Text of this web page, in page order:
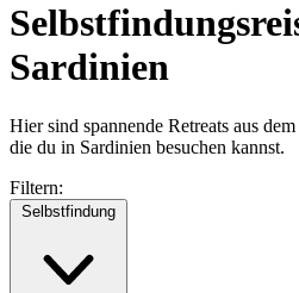
Sardinien
Hier sind spannende Retreats aus
die du in Sardinien besuchen kannst.
Filtern:
Selbstfindung